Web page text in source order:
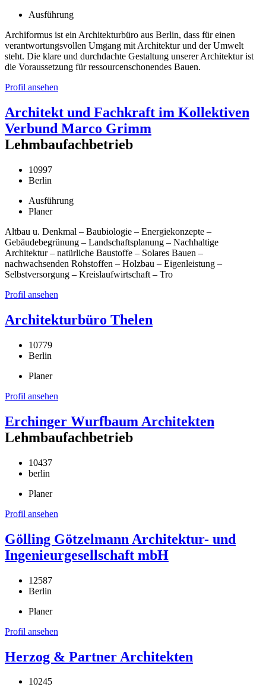
Ausführung
Archiformus ist ein Architekturbüro aus Berlin, dass für einen
verantwortungsvollen Umgang mit Architektur und der Umwelt
steht. Die klare und durchdachte Gestaltung unserer Architektur ist
die Voraussetzung für ressourcenschonendes Bauen.
Profil ansehen
Architekt und Fachkraft im Kollektiven
Verbund Marco Grimm
Lehmbaufachbetrieb
10997
Berlin
Ausführung
Planer
Altbau u. Denkmal – Baubiologie – Energiekonzepte –
Gebäudebegrünung – Landschaftsplanung – Nachhaltige
Architektur – natürliche Baustoffe – Solares Bauen –
nachwachsenden Rohstoffen – Holzbau – Eigenleistung –
Selbstversorgung – Kreislaufwirtschaft – Tro
Profil ansehen
Architekturbüro Thelen
10779
Berlin
Planer
Profil ansehen
Erchinger Wurfbaum Architekten
Lehmbaufachbetrieb
10437
berlin
Planer
Profil ansehen
Gölling Götzelmann Architektur- und
Ingenieurgesellschaft mbH
12587
Berlin
Planer
Profil ansehen
Herzog & Partner Architekten
10245